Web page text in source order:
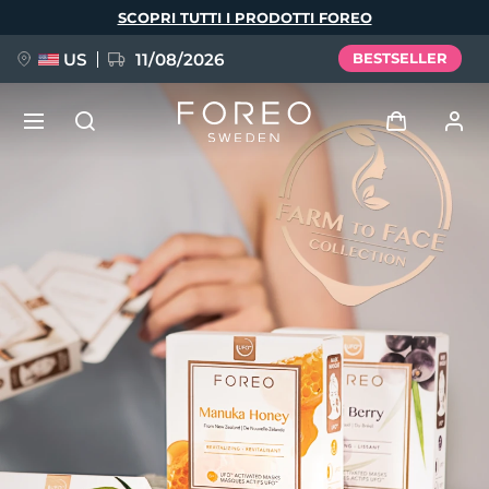
SCOPRI TUTTI I PRODOTTI FOREO
US 11/08/2026 BESTSELLER
Accedi
Profilo utente
I miei dispositivi
I miei ordini
I miei indirizzi
I miei abbonamenti
FAQ™ Pure Beauty-Tech Elixir
BREAKING NEWS
issa™ Teeth Whitening Set
English Deutsch
Español
Français
Italiano
Português
Polski
Svenska
Русский
简体中文 繁體中文